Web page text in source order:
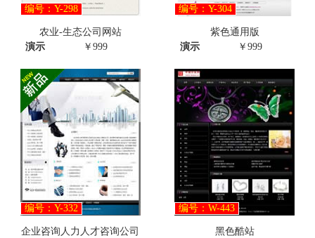
编号：Y-298
农业-生态公司网站
演示
￥999
编号：Y-304
紫色通用版
演示
￥999
编号：Y-332
企业咨询人力人才咨询公司
编号：W-443
黑色酷站